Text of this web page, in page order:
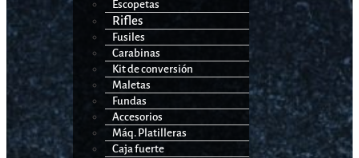
Escopetas
Rifles
Fusiles
Carabinas
Kit de conversión
Maletas
Fundas
Accesorios
Máq. Platilleras
Caja fuerte